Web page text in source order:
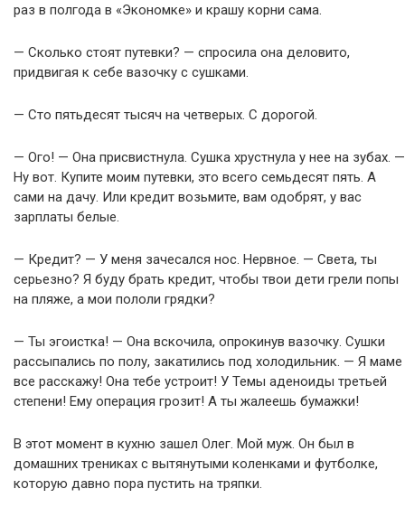
раз в полгода в «Экономке» и крашу корни сама.
— Сколько стоят путевки? — спросила она деловито,
придвигая к себе вазочку с сушками.
— Сто пятьдесят тысяч на четверых. С дорогой.
— Ого! — Она присвистнула. Сушка хрустнула у нее на зубах. —
Ну вот. Купите моим путевки, это всего семьдесят пять. А
сами на дачу. Или кредит возьмите, вам одобрят, у вас
зарплаты белые.
— Кредит? — У меня зачесался нос. Нервное. — Света, ты
серьезно? Я буду брать кредит, чтобы твои дети грели попы
на пляже, а мои пололи грядки?
— Ты эгоистка! — Она вскочила, опрокинув вазочку. Сушки
рассыпались по полу, закатились под холодильник. — Я маме
все расскажу! Она тебе устроит! У Темы аденоиды третьей
степени! Ему операция грозит! А ты жалеешь бумажки!
В этот момент в кухню зашел Олег. Мой муж. Он был в
домашних трениках с вытянутыми коленками и футболке,
которую давно пора пустить на тряпки.